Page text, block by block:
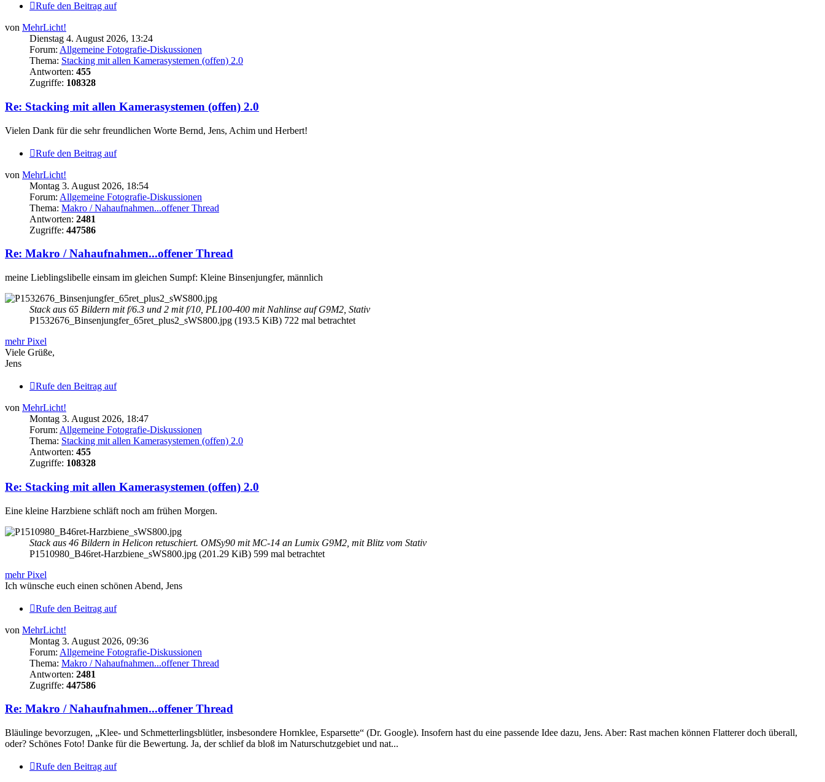
Rufe den Beitrag auf
von MehrLicht!
Dienstag 4. August 2026, 13:24
Forum: Allgemeine Fotografie-Diskussionen
Thema: Stacking mit allen Kamerasystemen (offen) 2.0
Antworten: 455
Zugriffe: 108328
Re: Stacking mit allen Kamerasystemen (offen) 2.0
Vielen Dank für die sehr freundlichen Worte Bernd, Jens, Achim und Herbert!
Rufe den Beitrag auf
von MehrLicht!
Montag 3. August 2026, 18:54
Forum: Allgemeine Fotografie-Diskussionen
Thema: Makro / Nahaufnahmen...offener Thread
Antworten: 2481
Zugriffe: 447586
Re: Makro / Nahaufnahmen...offener Thread
meine Lieblingslibelle einsam im gleichen Sumpf: Kleine Binsenjungfer, männlich
Stack aus 65 Bildern mit f/6.3 und 2 mit f/10, PL100-400 mit Nahlinse auf G9M2, Stativ
P1532676_Binsenjungfer_65ret_plus2_sWS800.jpg (193.5 KiB) 722 mal betrachtet
mehr Pixel
Viele Grüße,
Jens
Rufe den Beitrag auf
von MehrLicht!
Montag 3. August 2026, 18:47
Forum: Allgemeine Fotografie-Diskussionen
Thema: Stacking mit allen Kamerasystemen (offen) 2.0
Antworten: 455
Zugriffe: 108328
Re: Stacking mit allen Kamerasystemen (offen) 2.0
Eine kleine Harzbiene schläft noch am frühen Morgen.
Stack aus 46 Bildern in Helicon retuschiert. OMSy90 mit MC-14 an Lumix G9M2, mit Blitz vom Stativ
P1510980_B46ret-Harzbiene_sWS800.jpg (201.29 KiB) 599 mal betrachtet
mehr Pixel
Ich wünsche euch einen schönen Abend, Jens
Rufe den Beitrag auf
von MehrLicht!
Montag 3. August 2026, 09:36
Forum: Allgemeine Fotografie-Diskussionen
Thema: Makro / Nahaufnahmen...offener Thread
Antworten: 2481
Zugriffe: 447586
Re: Makro / Nahaufnahmen...offener Thread
Bläulinge bevorzugen, „Klee- und Schmetterlingsblütler, insbesondere Hornklee, Esparsette“ (Dr. Google). Insofern hast du eine passende Idee dazu, Jens. Aber: Rast machen können Flatterer doch überall,
oder? Schönes Foto! Danke für die Bewertung. Ja, der schlief da bloß im Naturschutzgebiet und nat...
Rufe den Beitrag auf